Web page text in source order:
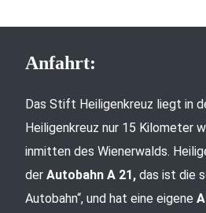
Anfahrt:
Das Stift Heiligenkreuz liegt in
Heiligenkreuz nur 15 Kilometer
inmitten des Wienerwalds.
der Autobahn A 21, das ist die
Autobahn“, und hat eine eigene